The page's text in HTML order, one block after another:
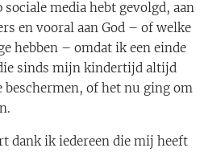
media hebt gevolgd, aan
en vooral aan God – of welke
hebben – omdat ik een einde
sinds mijn kindertijd altijd
beschermen, of het nu ging om
dank ik iedereen die mij heeft